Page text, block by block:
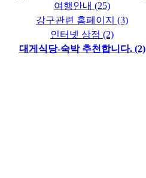
여행안내 (25)
강구관련 홈페이지 (3)
인터넷 상점 (2)
대게식당-숙박 추천합니다. (2)